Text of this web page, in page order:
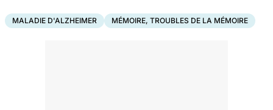
MALADIE D'ALZHEIMER MÉMOIRE, TROUBLES DE LA MÉMOIRE